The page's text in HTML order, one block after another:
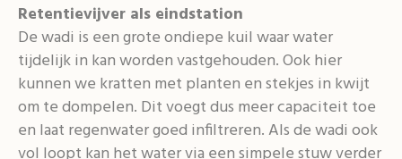
Retentievijver als eindstation
De wadi is een grote ondiepe kuil waar water
tijdelijk in kan worden vastgehouden. Ook hier
kunnen we kratten met planten en stekjes in kwijt
om te dompelen. Dit voegt dus meer capaciteit toe
en laat regenwater goed infiltreren. Als de wadi ook
vol loopt kan het water via een simpele stuw verder